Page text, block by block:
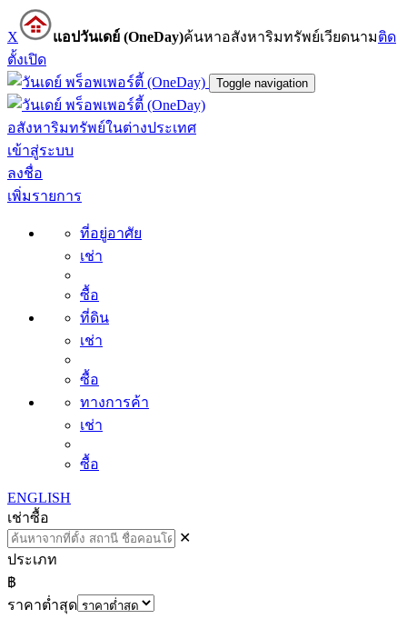
X แอปวันเดย์ (OneDay)ค้นหาอสังหาริมทรัพย์เวียดนามติด
ตั้งเปิด
Toggle navigation
อสังหาริมทรัพย์ในต่างประเทศ
เข้าสู่ระบบ
ลงชื่อ
เพิ่มรายการ
ที่อยู่อาศัย
เช่า
ซื้อ
ที่ดิน
เช่า
ซื้อ
ทางการค้า
เช่า
ซื้อ
ENGLISH
เช่าซื้อ
✕
ประเภท
฿
ราคาต่ำสุด